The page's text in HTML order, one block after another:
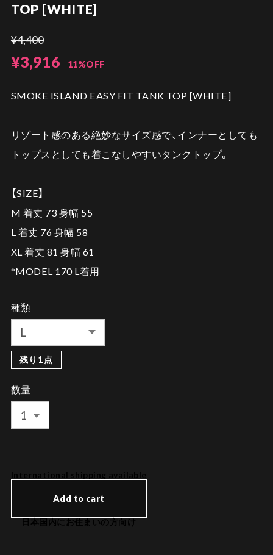
TOP [WHITE]
¥4,400
¥3,916 11%OFF
SMOKE ISLAND EASY FIT TANK TOP [WHITE]
リゾート感のある絶妙なサイズ感で、インナーとしても
トップスとしても着こなしやすいタンクトップ。
【SIZE】
M 着丈 73 身幅 55
L 着丈 76 身幅 58
XL 着丈 81 身幅 61
*MODEL 170 L着用
種類
残り1点
数量
International shipping available
Add to cart
日本国内にお住まいの方向け